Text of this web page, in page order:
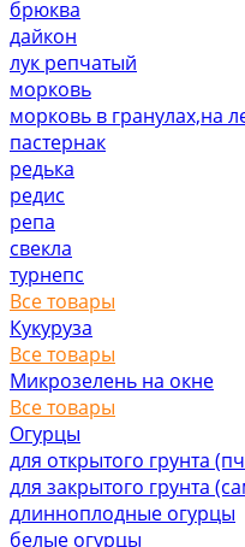
брюква
дайкон
лук репчатый
морковь
морковь в гранулах,на
пастернак
редька
редис
репа
свекла
турнепс
Все товары
Кукуруза
Все товары
Микрозелень на окне
Все товары
Огурцы
для открытого грунта
для закрытого грунта
длинноплодные огурцы
белые огурцы